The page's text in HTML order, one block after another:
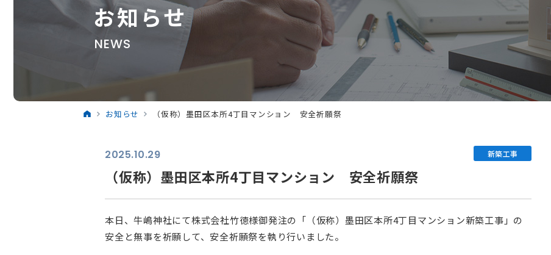
お知らせ
NEWS
お知らせ （仮称）墨田区本所4丁目マンション 安全祈願祭
2025.10.29 新築工事
（仮称）墨田区本所4丁目マンション 安全祈願祭
本日、牛嶋神社にて株式会社竹徳様御発注の「（仮称）墨田区本所4丁目マンション新築工事」の
安全と無事を祈願して、安全祈願祭を執り行いました。